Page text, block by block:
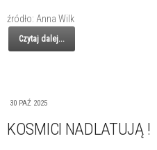
źródło: Anna Wilk
Czytaj dalej...
30 PAŹ 2025
KOSMICI NADLATUJĄ !